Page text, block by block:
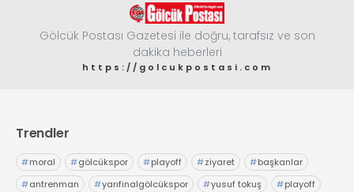
Gölcük Postası Gazetesi ile doğru, tarafsız ve son
dakika heberleri
https://golcukpostasi.com
Trendler
#moral #gölcükspor #playoff #ziyaret #başkanlar
#antrenman #yarıfinalgölcükspor #yusuf tokuş #playoff